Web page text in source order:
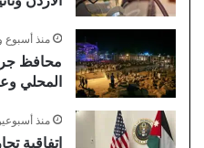
منذ أسبوع
محافظ
المحلي
منذ
اتفاقية